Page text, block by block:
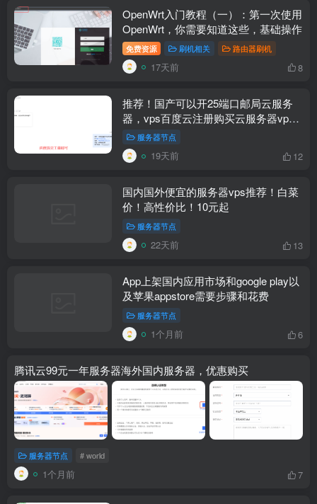
OpenWrt入门教程（一）：第一次使用
OpenWrt，你需要知道这些，基础操作
免费资源 刷机相关 路由器刷机
17天前 8
推荐！国产可以开25端口邮局云服务
器，vps百度云注册购买云服务器vps
教程服务器节点
19天前 12
国内国外便宜的服务器vps推荐！白菜
价！高性价比！10元起
服务器节点
22天前 13
App上架国内应用市场和google play以
及苹果appstore需要步骤和花费
服务器节点
1个月前 6
腾讯云99元一年服务器海外国内服务器，优惠购买
服务器节点 # world
1个月前 7